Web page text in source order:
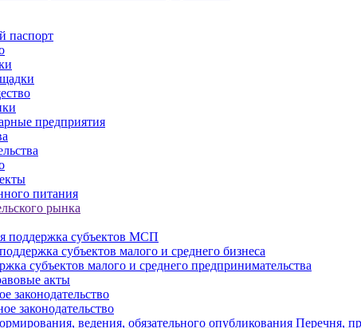
паспорт
предприятия
питания
рынка
поддержка субъектов МСП
субъектов малого и среднего бизнеса
субъектов малого и среднего предпринимательства
акты
законодательство
законодательство
ведения, обязательного опубликования Перечня,